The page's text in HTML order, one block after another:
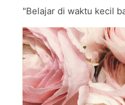
"Belajar di waktu kecil